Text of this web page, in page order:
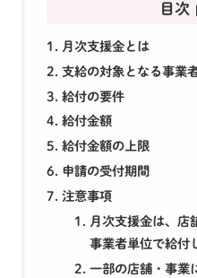
目次
月次支援金とは
支給の対象となる事業
給付の要件
給付金額
給付金額の上限
申請の受付期間
注意事項
月次支援金は、店
事業者単位で給付
一部の店舗・事業